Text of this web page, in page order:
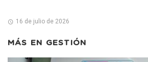
16 de julio de 2026
MÁS EN GESTIÓN